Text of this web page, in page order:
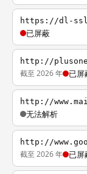
https://dl-
已屏蔽
http://
截至 2026 年 已屏
http://
无法解析
http://
截至 2026 年 已屏